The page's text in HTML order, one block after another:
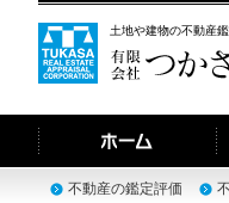
土地や建物の不動産
不動産の鑑定評価